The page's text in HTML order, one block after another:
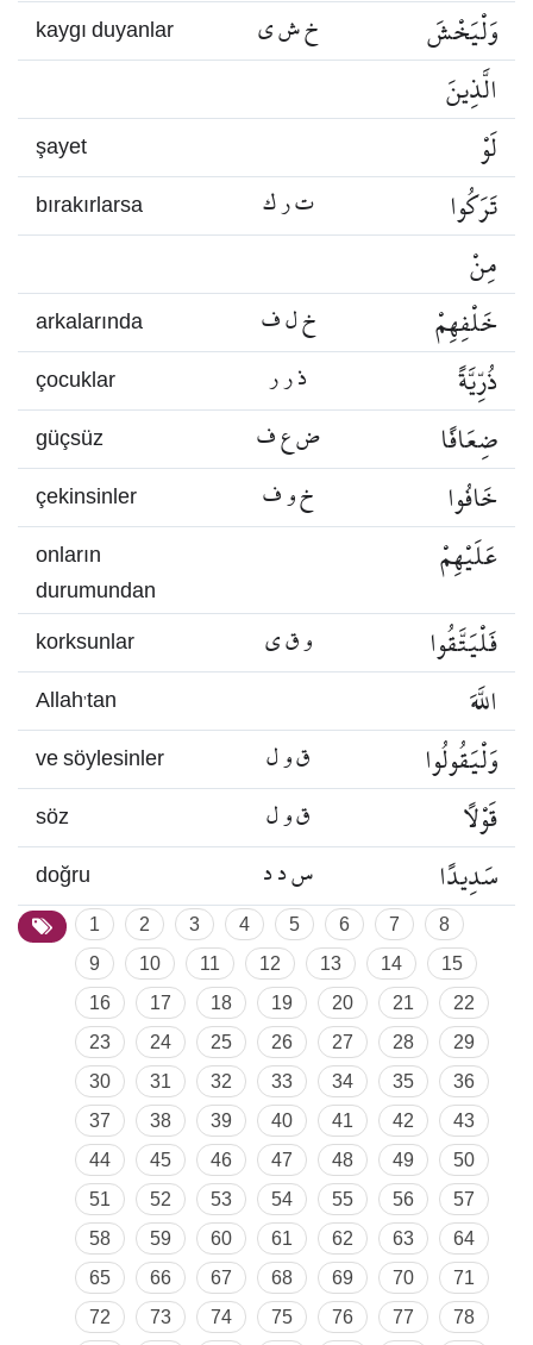
kaygı duyanlar خ ش ي
وَلْيَخْشَ
الَّذِينَ
şayet لَوْ
bırakırlarsa ت ر ك
تَرَكُوا
مِنْ
arkalarında خ ل ف خَلْفِهِمْ
çocuklar ذ ر ر ذُرِّيَّةً
güçsüz ض ع ف ضِعَافًا
çekinsinler خ و ف خَافُوا
onların
durumundan
عَلَيْهِمْ
korksunlar و ق ي فَلْيَتَّقُوا
Allah’tan اللَّهَ
ve söylesinler ق و ل وَلْيَقُولُوا
söz ق و ل قَوْلًا
doğru س د د سَدِيدًا
1 2 3 4 5 6 7
8
9
10 11 12 13 14
15
16
17 18 19 20 21
22
23
24 25 26 27 28
29
30
31 32 33 34 35
36
37
38 39 40 41 42
43
44
45 46 47 48 49
50
51
52 53 54 55 56
57
58
59 60 61 62 63
64
65
66 67 68 69 70
71
72
73 74 75 76 77
78